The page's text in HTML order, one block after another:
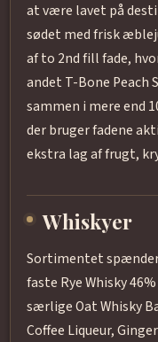
at være lavet på
sødet med frisk
af to 2nd fill fade,
andet T-Bone Peach
sammen i mere end
der bruger fadene
ekstra lag af frugt,
Whiskyer
Sortimentet spænder
faste Rye Whisky
særlige Oat Whisky
Coffee Liqueur,